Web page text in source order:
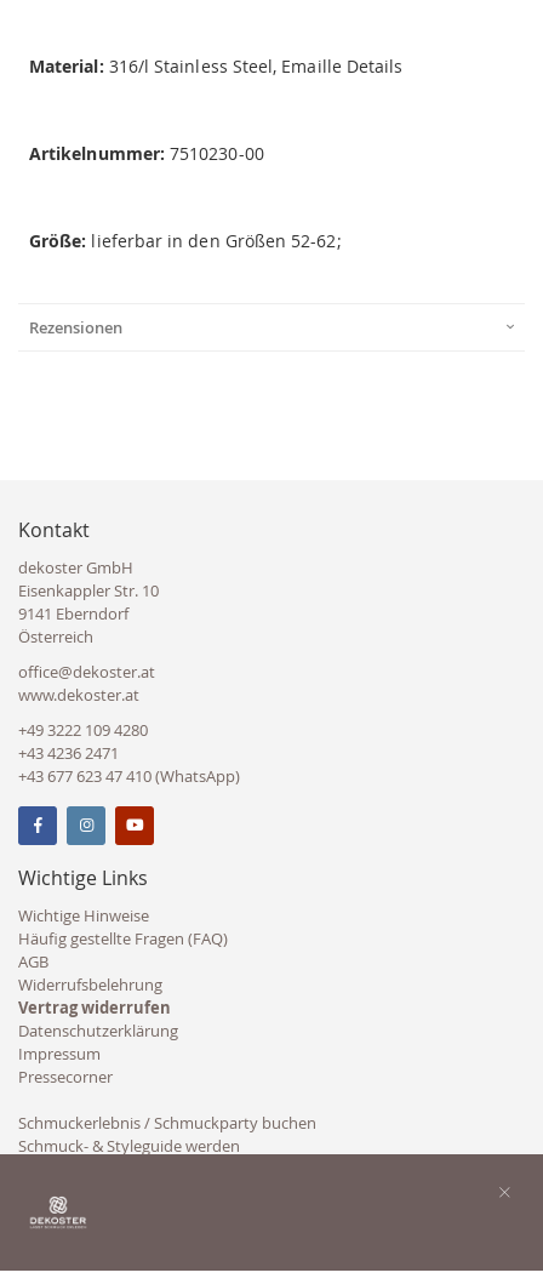
Material: 316/l Stainless Steel, Emaille Details
Artikelnummer: 7510230-00
Größe: lieferbar in den Größen 52-62;
Rezensionen
Kontakt
dekoster GmbH
Eisenkappler Str. 10
9141 Eberndorf
Österreich
office@dekoster.at
www.dekoster.at
+49 3222 109 4280
+43 4236 2471
+43 677 623 47 410 (WhatsApp)
Wichtige Links
Wichtige Hinweise
Häufig gestellte Fragen (FAQ)
AGB
Widerrufsbelehrung
Vertrag widerrufen
Datenschutzerklärung
Impressum
Pressecorner
Schmuckerlebnis / Schmuckparty buchen
Schmuck- & Styleguide werden
×